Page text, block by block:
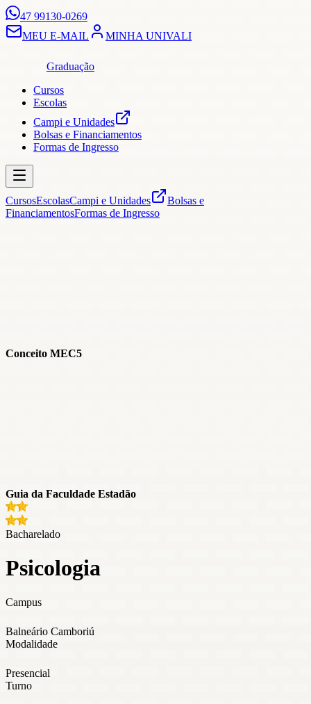
47 99130-0269
MEU E-MAIL
MINHA UNIVALI
Graduação
Cursos
Escolas
Campi e Unidades
Bolsas e Financiamentos
Formas de Ingresso
CursosEscolasCampi e Unidades
Bolsas e
FinanciamentosFormas de Ingresso
Conceito MEC5
Guia da Faculdade Estadão
Bacharelado
Psicologia
Campus
Balneário Camboriú
Modalidade
Presencial
Turno